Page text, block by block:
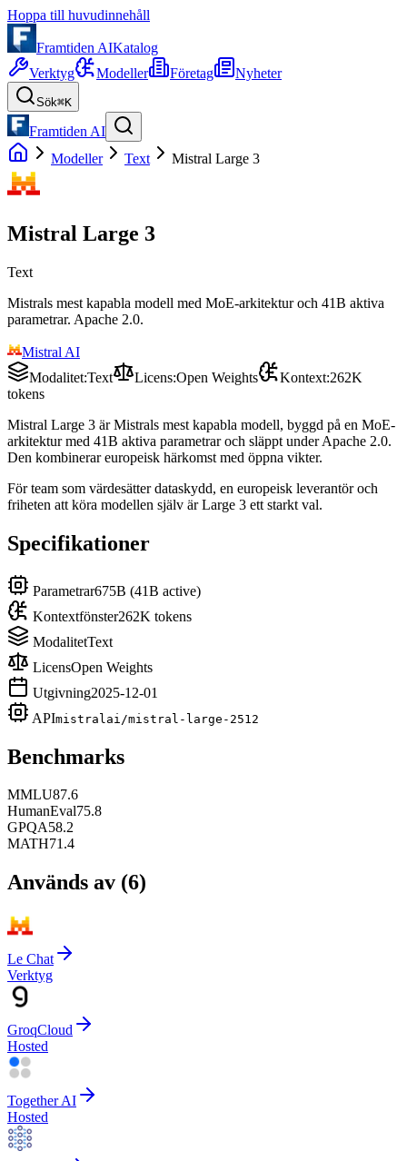
Hoppa till huvudinnehåll
Framtiden AIKatalog
Verktyg
Modeller Företag Nyheter
Sök⌘K
Framtiden AI
Modeller
Text Mistral Large 3
Mistral Large 3
Text
Mistrals mest kapabla modell med MoE-arkitektur och 41B aktiva
parametrar. Apache 2.0.
Mistral AI
Modalitet:Text Licens:Open Weights Kontext:262K
tokens
Mistral Large 3 är Mistrals mest kapabla modell, byggd på en MoE-
arkitektur med 41B aktiva parametrar och släppt under Apache 2.0.
Den kombinerar europeisk härkomst med öppna vikter.
För team som värdesätter dataskydd, en europeisk leverantör och
friheten att köra modellen själv är Large 3 ett starkt val.
Specifikationer
Parametrar675B (41B active)
Kontextfönster262K tokens
ModalitetText
LicensOpen Weights
Utgivning2025-12-01
APImistralai/mistral-large-2512
Benchmarks
MMLU87.6
HumanEval75.8
GPQA58.2
MATH71.4
Används av (6)
Le Chat
Verktyg
GroqCloud
Hosted
Together AI
Hosted